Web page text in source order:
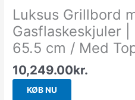
Luksus Grillbord
Gasflaskeskjuler |
65.5 cm / Med
10,249.00kr.
KØB NU